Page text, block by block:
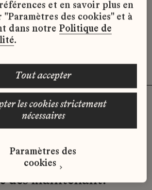
qu’il n’y ait pas
disponibles pour le
pas trouvé d'offre
à votre profil ?
nous votre candidature
dès maintenant.
et en savoir plus en
des cookies" et à
dans notre Politique de
.
nécessaires
tout accepter
Paramètres des
cookies